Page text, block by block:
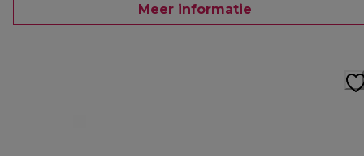
Meer informatie